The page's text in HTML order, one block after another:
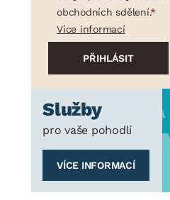
obchodních sdělení.
Více informací
Služby
pro vaše pohodlí
VÍCE INFORMACÍ